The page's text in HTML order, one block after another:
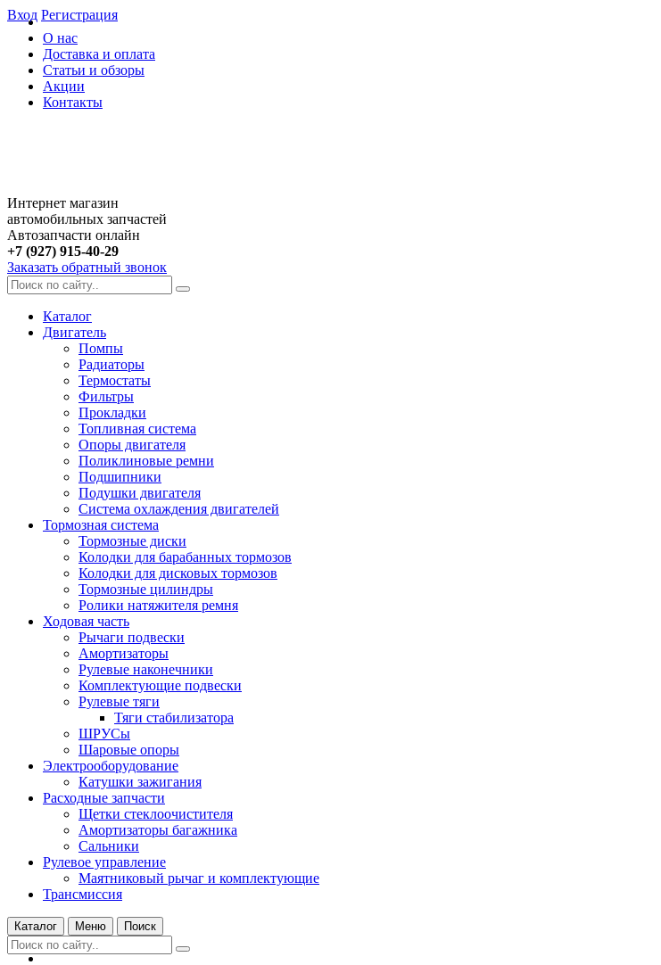
О нас
Доставка и оплата
Статьи и обзоры
Акции
Контакты
Вход Регистрация
Интернет магазин
автомобильных запчастей
Автозапчасти онлайн
+7 (927) 915-40-29
Заказать обратный звонок
Каталог
Двигатель
Помпы
Радиаторы
Термостаты
Фильтры
Прокладки
Топливная система
Опоры двигателя
Поликлиновые ремни
Подшипники
Подушки двигателя
Система охлаждения двигателей
Тормозная система
Тормозные диски
Колодки для барабанных тормозов
Колодки для дисковых тормозов
Тормозные цилиндры
Ролики натяжителя ремня
Ходовая часть
Рычаги подвески
Амортизаторы
Рулевые наконечники
Комплектующие подвески
Рулевые тяги
Тяги стабилизатора
ШРУСы
Шаровые опоры
Электрооборудование
Катушки зажигания
Расходные запчасти
Щетки стеклоочистителя
Амортизаторы багажника
Сальники
Рулевое управление
Маятниковый рычаг и комплектующие
Трансмиссия
Каталог Меню Поиск